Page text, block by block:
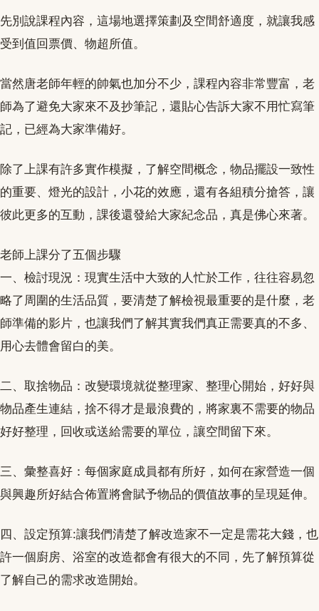
先別說課程內容，這場地選擇策劃及空間舒適度，就讓我感
受到值回票價、物超所值。
當然唐老師年輕的帥氣也加分不少，課程內容非常豐富，老
師為了避免大家來不及抄筆記，還貼心告訴大家不用忙寫筆
記，已經為大家準備好。
除了上課有許多實作模擬，了解空間概念，物品擺設一致性
的重要、燈光的設計，小花的效應，還有各組積分搶答，讓
彼此更多的互動，課後還發給大家紀念品，真是佛心來著。
老師上課分了五個步驟
一、檢討現況：現實生活中大致的人忙於工作，往往容易忽
略了周圍的生活品質，要清楚了解檢視最重要的是什麼，老
師準備的影片，也讓我們了解其實我們真正需要真的不多、
用心去體會留白的美。
二、取捨物品：改變環境就從整理家、整理心開始，好好與
物品產生連結，捨不得才是最浪費的，將家裏不需要的物品
好好整理，回收或送給需要的單位，讓空間留下來。
三、彙整喜好：每個家庭成員都有所好，如何在家營造一個
與興趣所好結合佈置將會賦予物品的價值故事的呈現延伸。
四、設定預算:讓我們清楚了解改造家不一定是需花大錢，也
許一個廚房、浴室的改造都會有很大的不同，先了解預算從
了解自己的需求改造開始。